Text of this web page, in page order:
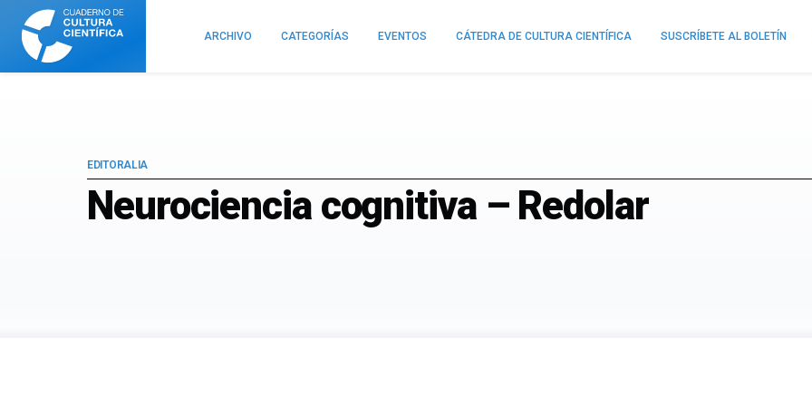
Cuaderno
Cultura
Científica
ARCHIVO CATEGORÍAS EVENTOS CÁTEDRA DE CULTURA CIENTÍFICA SUSCRÍBETE AL BOLETÍN
Neurociencia cognitiva – Redolar
EDITORALIA